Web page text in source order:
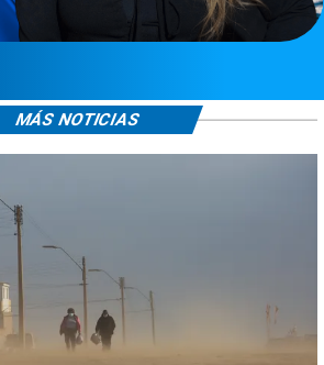
MÁS NOTICIAS